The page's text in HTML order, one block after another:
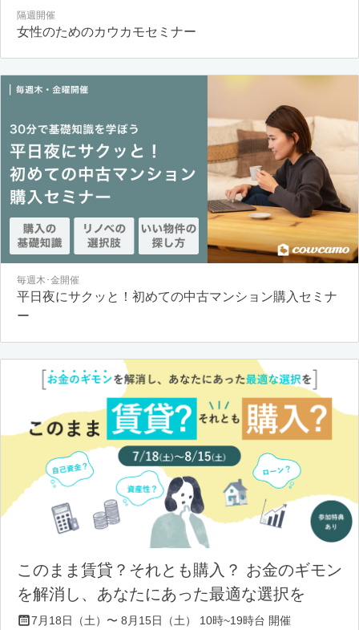
隔週開催
女性のためのカウカモセミナー
毎週木･金開催
平日夜にサクッと！初めての中古マンション購入セミナ
ー
このまま賃貸？それとも購入？ お金のギモン
を解消し、あなたにあった最適な選択を
7月18日（土）〜 8月15日（土） 10時~19時台 開催